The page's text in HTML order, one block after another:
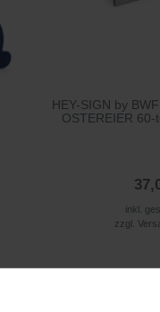
HEY-SIGN by
OSTEREIER
inkl.
zzgl.